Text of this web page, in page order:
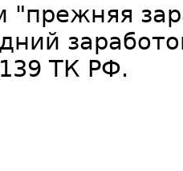
"прежняя
ТК РФ.